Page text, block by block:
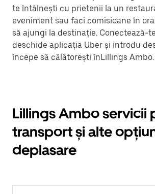
te întâlnești cu prietenii la un
eveniment sau faci comisioane în
să ajungi la destinație. Conectează-
deschide aplicația Uber și introdu
începe să călătorești înLillings Ambo.
Lillings Ambo servicii
transport și alte
deplasare